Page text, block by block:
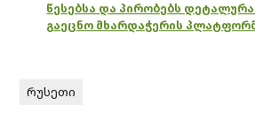
წესებსა და პირობებს
გაეცნო მხარდაჭერის
რუსეთი